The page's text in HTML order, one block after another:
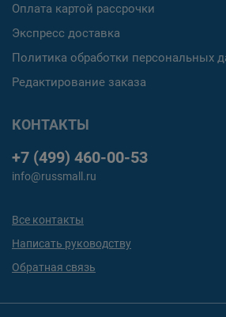
Оплата картой рассрочки
Экспресс доставка
Политика обработки персональных
Редактирование заказа
КОНТАКТЫ
+7 (499) 460-00-53
info@russmall.ru
Все контакты
Написать руководству
Обратная связь